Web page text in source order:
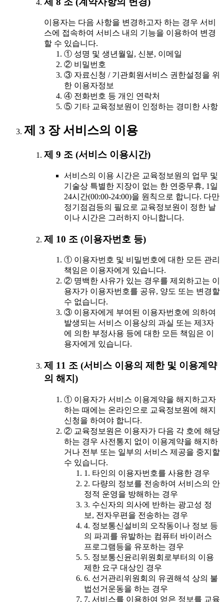
이용자는 다음 사항을 변경하고자 하는 경우 서비
스에 접속하여 서비스 내의 기능을 이용하여 변경
할 수 있습니다.
① 성명 및 생년월일, 신분, 이메일
② 비밀번호
③ 자료신청 / 기관회원서비스 권한설정을 위
한 이용자정보
④ 전화번호 등 개인 연락처
⑤ 기타 교육정보원이 인정하는 경미한 사항
제 3 장 서비스의 이용
제 9 조 (서비스 이용시간)
서비스의 이용 시간은 교육정보원의 업무 및
기술상 특별한 지장이 없는 한 연중무휴, 1일
24시간(00:00-24:00)을 원칙으로 합니다. 다만
정기점검등의 필요로 교육정보원이 정한 날
이나 시간은 그러하지 아니합니다.
제 10 조 (이용자번호 등)
① 이용자번호 및 비밀번호에 대한 모든 관리
책임은 이용자에게 있습니다.
② 명백한 사유가 있는 경우를 제외하고는 이
용자가 이용자번호를 공유, 양도 또는 변경할
수 없습니다.
③ 이용자에게 부여된 이용자번호에 의하여
발생되는 서비스 이용상의 과실 또는 제3자
에 의한 부정사용 등에 대한 모든 책임은 이
용자에게 있습니다.
제 11 조 (서비스 이용의 제한 및 이용계약
의 해지)
① 이용자가 서비스 이용계약을 해지하고자
하는 때에는 온라인으로 교육정보원에 해지
신청을 하여야 합니다.
② 교육정보원은 이용자가 다음 각 호에 해당
하는 경우 사전통지 없이 이용계약을 해지하
거나 전부 또는 일부의 서비스 제공을 중지할
수 있습니다.
1. 타인의 이용자번호를 사용한 경우
2. 다량의 정보를 전송하여 서비스의 안
정적 운영을 방해하는 경우
3. 수신자의 의사에 반하는 광고성 정
보, 전자우편을 전송하는 경우
4. 정보통신설비의 오작동이나 정보 등
의 파괴를 유발하는 컴퓨터 바이러스
프로그램등을 유포하는 경우
5. 정보통신윤리위원회로부터의 이용
제한 요구 대상인 경우
6. 선거관리위원회의 유권해석 상의 불
법선거운동을 하는 경우
7. 서비스를 이용하여 얻은 정보를 교육